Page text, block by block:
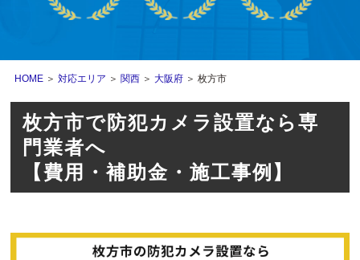
HOME ＞対応エリア ＞ 関西 ＞大阪府 ＞ 枚方市
枚方市で防犯カメラ設置なら専
門業者へ
【費用・補助金・施工事例】